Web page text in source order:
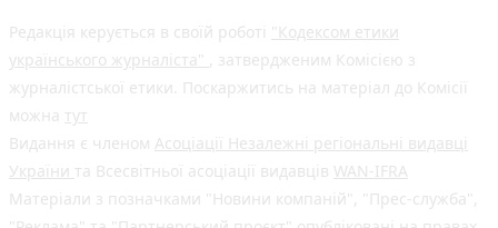
Редакція керується в своїй роботі "Кодексом етики
українського журналіста" , затвердженим Комісією з
журналістської етики. Поскаржитись на матеріал до Комісії
можна тут
Видання є членом Асоціації Незалежні регіональні видавці
України та Всесвітньої асоціації видавців WAN-IFRA
Матеріали з позначками "Новини компаній", "Прес-служба",